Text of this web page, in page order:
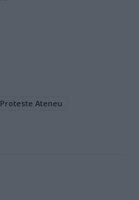
Proteste Ateneu